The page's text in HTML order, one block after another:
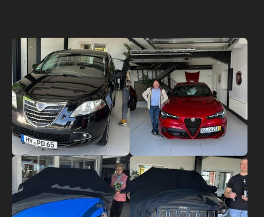
Show larger version Show larger version
Show larger version Show larger version